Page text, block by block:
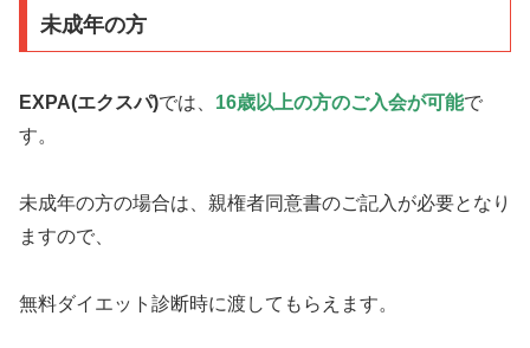
未成年の方
EXPA(エクスパ)では、 16歳以上の方のご入会が可能で
す。
未成年の方の場合は、親権者同意書のご記入が必要となり
ますので、
無料ダイエット診断時に渡してもらえます。